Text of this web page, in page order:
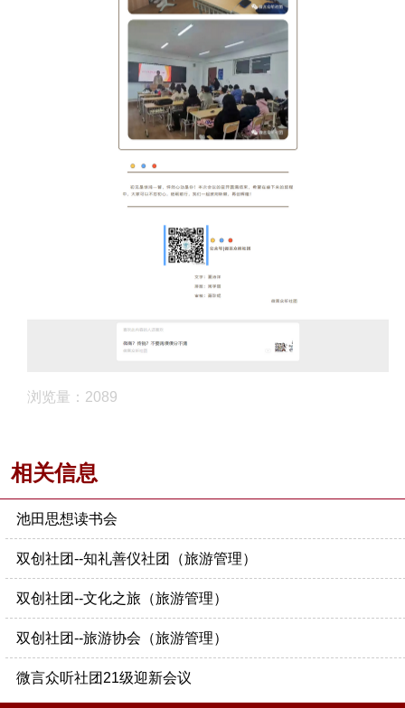
浏览量：2089
相关信息
池田思想读书会
双创社团--知礼善仪社团（旅游管理）
双创社团--文化之旅（旅游管理）
双创社团--旅游协会（旅游管理）
微言众听社团21级迎新会议